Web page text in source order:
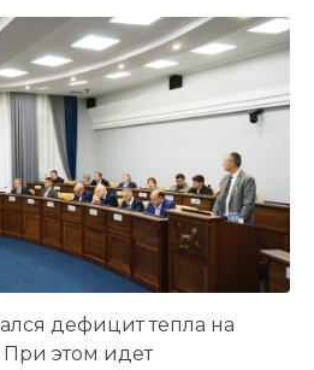
дефицит тепла на
При этом идет